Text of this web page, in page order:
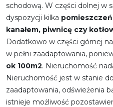
schodową. W części dolnej w
dyspozycji kilka
kanałem, piwnicę czy
Dodatkowo w części górnej
w pełni zaadaptowania,
ok 100m2. Nieruchomość
Nieruchomość jest w stanie
zaadaptowania, odświeżenia
istnieje możliwość